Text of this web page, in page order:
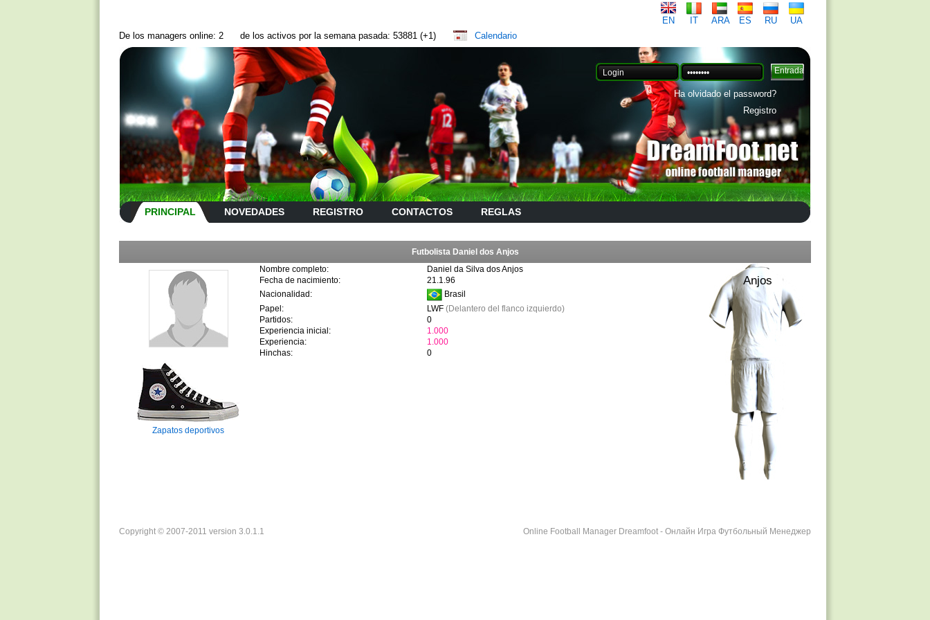
EN IT ARA ES RU
UA
De los managers online: 2
de los activos por la semana pasada: 53881 (+1) Calendario
Ha olvidado el password?
Registro
PRINCIPAL NOVEDADES REGISTRO CONTACTOS REGLAS
Futbolista Daniel dos Anjos
Zapatos deportivos
Nombre completo:
Daniel da Silva dos Anjos
Fecha de nacimiento:
21.1.96
Nacionalidad:
Brasil
Papel:
LWF (Delantero del flanco izquierdo)
Partidos:
0
Experiencia inicial:
1.000
Experiencia:
1.000
Hinchas:
0
Anjos
Online Football Manager Dreamfoot - Онлайн Игра Футбольный Менеджер
Copyright © 2007-2011 version 3.0.1.1